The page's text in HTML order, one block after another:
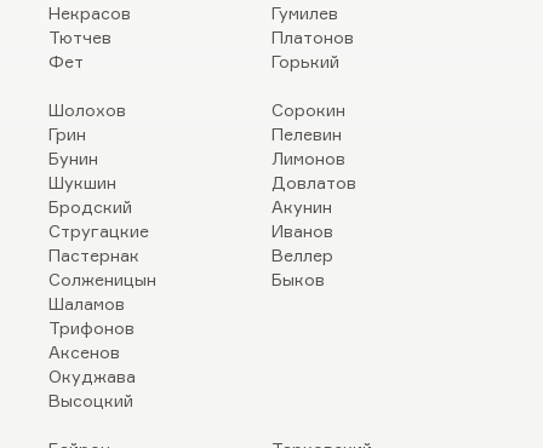
Некрасов
Тютчев
Фет
Гумилев
Платонов
Горький
Шолохов
Грин
Бунин
Шукшин
Бродский
Стругацкие
Пастернак
Солженицын
Шаламов
Трифонов
Аксенов
Окуджава
Высоцкий
Сорокин
Пелевин
Лимонов
Довлатов
Акунин
Иванов
Веллер
Быков